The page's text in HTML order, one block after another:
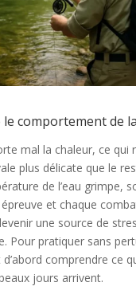
comportement de
mal la chaleur, ce qui
plus délicate que le
de l’eau grimpe,
et chaque
une source de
Pour pratiquer sans
comprendre ce
jours arrivent.